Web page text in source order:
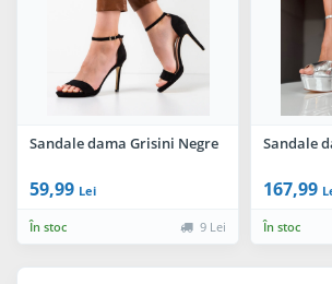
Sandale dama Grisini Negre
59,99 Lei
În stoc 9 Lei
Sandale
167,99
În stoc